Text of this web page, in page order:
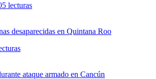
lecturas
desaparecidas en Quintana Roo
ataque armado en Cancún